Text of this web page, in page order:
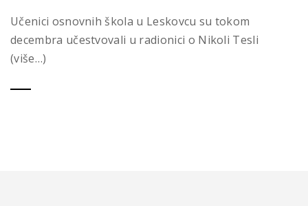
Učenici osnovnih škola u Leskovcu su tokom
decembra učestvovali u radionici o Nikoli Tesli
(više…)